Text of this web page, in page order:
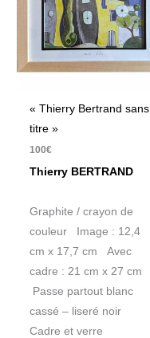
« Thierry Bertrand sans
titre »
100€
Thierry BERTRAND
Graphite / crayon de
couleur Image : 12,4
cm x 17,7 cm Avec
cadre : 21 cm x 27 cm
Passe partout blanc
cassé – liseré noir
Cadre et verre